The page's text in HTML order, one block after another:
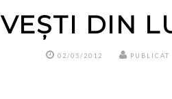
VEȘTI DIN
02/05/2012